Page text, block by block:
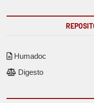
Humadoc
Digesto